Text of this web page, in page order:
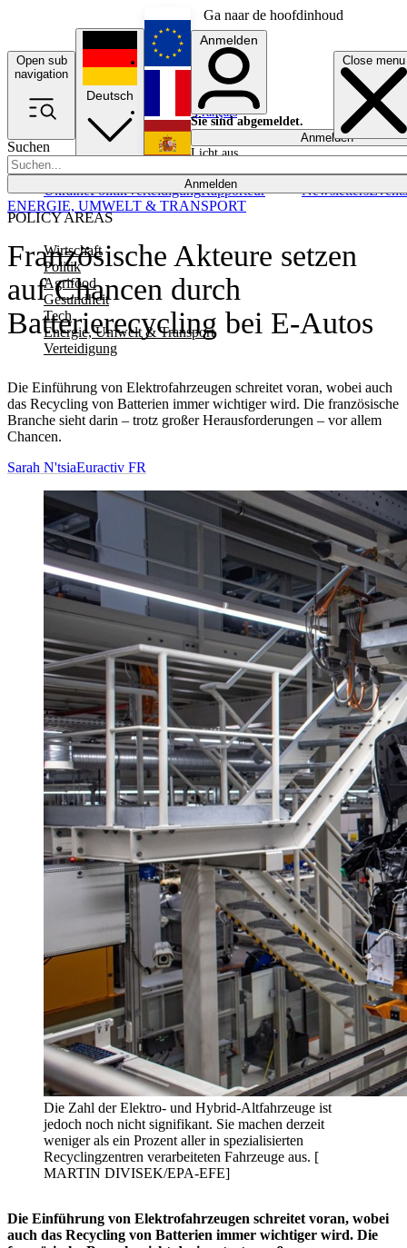
Ga naar de hoofdinhoud
Open sub
navigation
Close menu
Suchen
Anmelden
POLICY AREAS
Wirtschaft
Politik
Agrifood
Gesundheit
Tech
Energie, Umwelt & Transport
Verteidigung
UkrainePolitikVerteidigungRapporteur NewslettersEvents
Deutsch
English
Français
Anmelden
Sie sind abgemeldet.
Anmelden
Licht aus
Französische Akteure setzen
auf Chancen durch
Batterierecycling bei E-Autos
Die Einführung von Elektrofahrzeugen schreitet voran, wobei auch
das Recycling von Batterien immer wichtiger wird. Die französische
Branche sieht darin – trotz großer Herausforderungen – vor allem
Chancen.
ENERGIE, UMWELT & TRANSPORT
Sarah N'tsiaEuractiv FR
Die Zahl der Elektro- und Hybrid-Altfahrzeuge ist
jedoch noch nicht signifikant. Sie machen derzeit
weniger als ein Prozent aller in spezialisierten
Recyclingzentren verarbeiteten Fahrzeuge aus. [
MARTIN DIVISEK/EPA-EFE]
Die Einführung von Elektrofahrzeugen schreitet voran, wobei
auch das Recycling von Batterien immer wichtiger wird. Die